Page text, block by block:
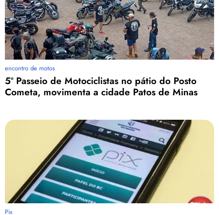
encontro de motos
5º Passeio de Motociclistas no pátio do Posto
Cometa, movimenta a cidade Patos de Minas
Pix